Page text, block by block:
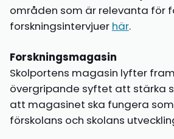
områden som är relevanta för
forskningsintervjuer här.
Forskningsmagasin
Skolportens magasin lyfter
övergripande syftet att stärka
att magasinet ska fungera
förskolans och skolans